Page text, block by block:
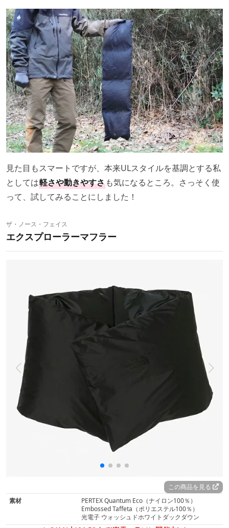
見た目もスマートですが、本来ULスタイルを基調とする私
としては軽さや動きやすさも気になるところ。さっそく使
って、試してみることにしました！
ザ・ノース・フェイス
エクスプローラーマフラー
この商品を見る
素材
PERTEX Quantum Eco（ナイロン100％）
Embossed Taffeta（ポリエステル100％）
光電子 ウォッシュドホワイトダックダウン